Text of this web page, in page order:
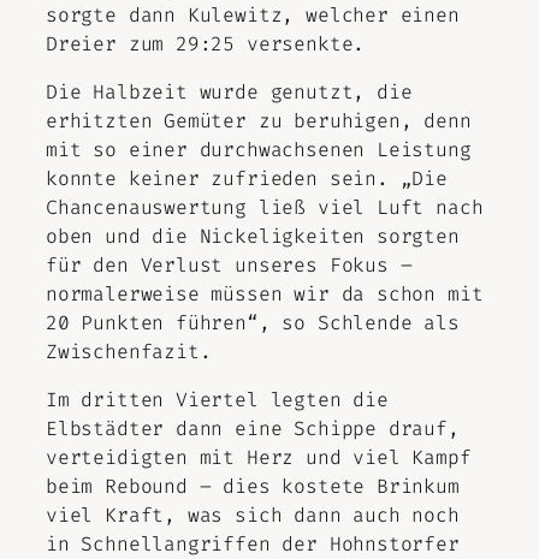
sorgte dann Kulewitz, welcher einen
Dreier zum 29:25 versenkte.
Die Halbzeit wurde genutzt, die
erhitzten Gemüter zu beruhigen, denn
mit so einer durchwachsenen Leistung
konnte keiner zufrieden sein. „Die
Chancenauswertung ließ viel Luft nach
oben und die Nickeligkeiten sorgten
für den Verlust unseres Fokus –
normalerweise müssen wir da schon mit
20 Punkten führen“, so Schlende als
Zwischenfazit.
Im dritten Viertel legten die
Elbstädter dann eine Schippe drauf,
verteidigten mit Herz und viel Kampf
beim Rebound – dies kostete Brinkum
viel Kraft, was sich dann auch noch
in Schnellangriffen der Hohnstorfer